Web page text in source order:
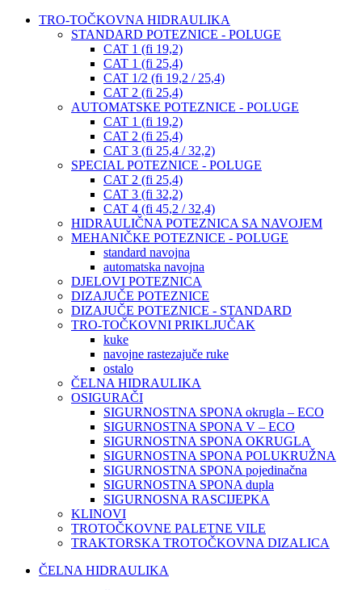
TRO-TOČKOVNA HIDRAULIKA
STANDARD POTEZNICE - POLUGE
CAT 1 (fi 19,2)
CAT 1 (fi 25,4)
CAT 1/2 (fi 19,2 / 25,4)
CAT 2 (fi 25,4)
AUTOMATSKE POTEZNICE - POLUGE
CAT 1 (fi 19,2)
CAT 2 (fi 25,4)
CAT 3 (fi 25,4 / 32,2)
SPECIAL POTEZNICE - POLUGE
CAT 2 (fi 25,4)
CAT 3 (fi 32,2)
CAT 4 (fi 45,2 / 32,4)
HIDRAULIČNA POTEZNICA SA NAVOJEM
MEHANIČKE POTEZNICE - POLUGE
standard navojna
automatska navojna
DJELOVI POTEZNICA
DIZAJUČE POTEZNICE
DIZAJUČE POTEZNICE - STANDARD
TRO-TOČKOVNI PRIKLJUČAK
kuke
navojne rastezajuče ruke
ostalo
ČELNA HIDRAULIKA
OSIGURAČI
SIGURNOSTNA SPONA okrugla – ECO
SIGURNOSTNA SPONA V – ECO
SIGURNOSTNA SPONA OKRUGLA
SIGURNOSTNA SPONA POLUKRUŽNA
SIGURNOSTNA SPONA pojedinačna
SIGURNOSTNA SPONA dupla
SIGURNOSNA RASCIJEPKA
KLINOVI
TROTOČKOVNE PALETNE VILE
TRAKTORSKA TROTOČKOVNA DIZALICA
ČELNA HIDRAULIKA